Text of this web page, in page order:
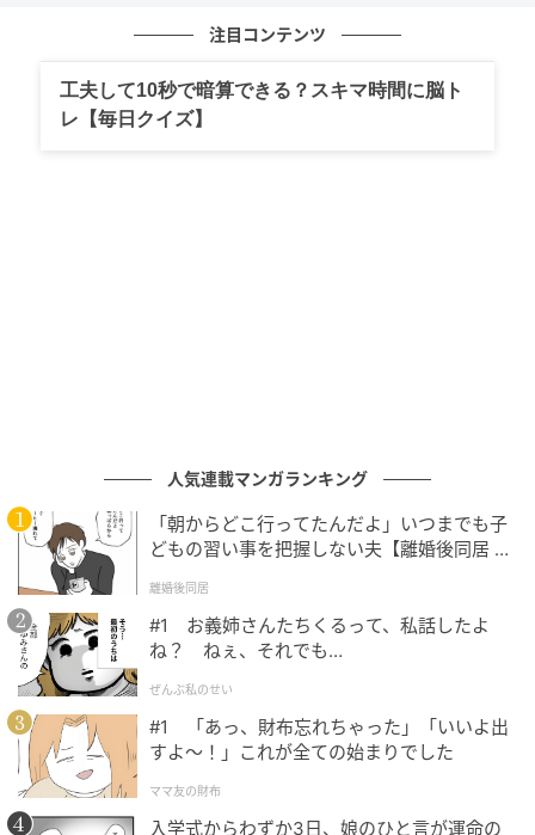
注目コンテンツ
工夫して10秒で暗算できる？スキマ時間に脳ト
レ【毎日クイズ】
人気連載マンガランキング
「朝からどこ行ってたんだよ」いつまでも子
どもの習い事を把握しない夫【離婚後同居 Vo
離婚後同居
#1 お義姉さんたちくるって、私話したよ
ね？ ねぇ、それでも…
ぜんぶ私のせい
#1 「あっ、財布忘れちゃった」「いいよ出
すよ〜！」これが全ての始まりでした
ママ友の財布
入学式からわずか3日、娘のひと言が運命の